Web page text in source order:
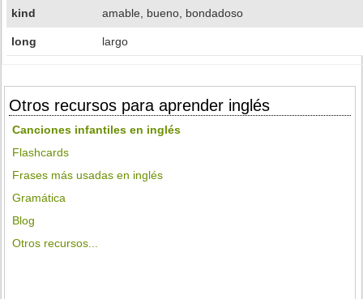
kind amable, bueno, bondadoso
long largo
Otros recursos para aprender inglés
Canciones infantiles en inglés
Flashcards
Frases más usadas en inglés
Gramática
Blog
Otros recursos...